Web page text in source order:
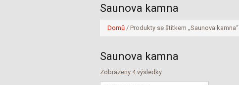
Saunova kamna
Domů / Produkty se štítkem „Saunova kamna“
Saunova kamna
Zobrazeny 4 výsledky